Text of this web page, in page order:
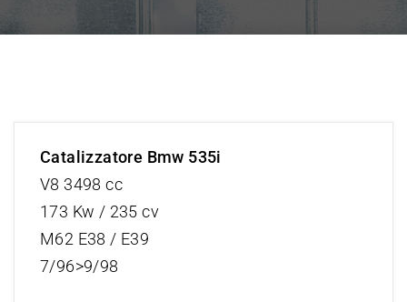
Catalizzatore Bmw 535i
V8 3498 cc
173 Kw / 235 cv
M62 E38 / E39
7/96>9/98